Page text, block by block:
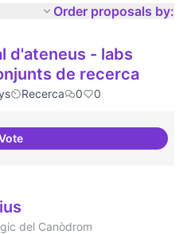
Order proposals by:
d'ateneus - labs
de recerca
Recerca 0 0
Xarxa internacional d'ateneus -
del Canòdrom